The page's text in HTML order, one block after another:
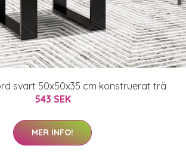
svart 50x50x35 cm konstruerat trä
543 SEK
MER INFO!